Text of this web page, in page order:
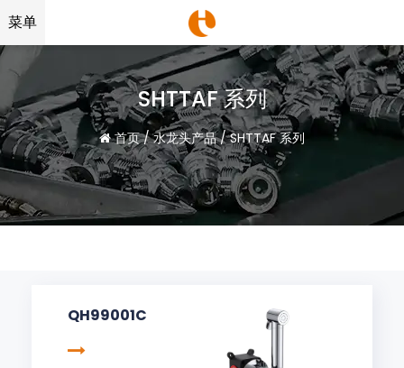
菜单
SHTTAF 系列
首页/水龙头产品/SHTTAF 系列
QH99001C